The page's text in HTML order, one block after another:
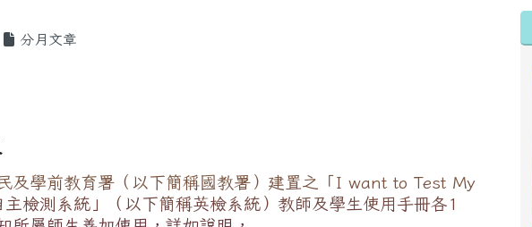
分月文章
及學前教育署（以下簡稱國教署）建置之「I want to Test My
檢測系統」（以下簡稱英檢系統）教師及學生使用手冊各1